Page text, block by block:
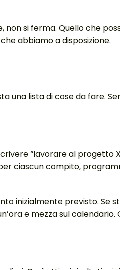
non si ferma. Quello che
abbiamo a disposizione.
una lista di cose da fare.
“lavorare al progetto
ciascun compito,
inizialmente previsto. Se
e mezza sul